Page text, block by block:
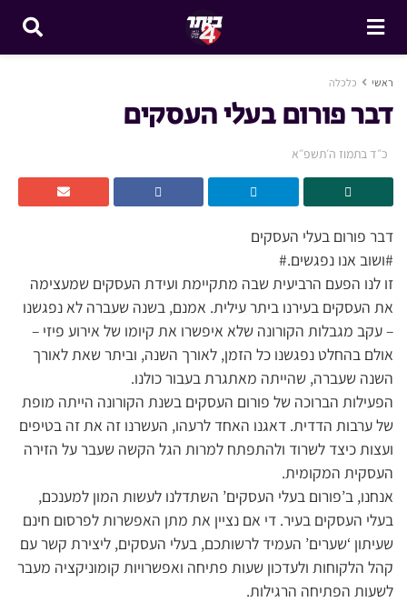
ראשי כלכלה
דבר פורום בעלי העסקים
כ״ד בתמוז ה׳תשפ״א
דבר פורום בעלי העסקים
#ושוב אנו נפגשים.#
זו לנו הפעם הרביעית שבה מתקיימת ועידת העסקים שמעצימה
את העסקים בעירנו ביתר עילית. אמנם, בשנה שעברה לא נפגשנו
– עקב מגבלות הקורונה שלא איפשרו את קיומו של אירוע פיזי –
אולם בהחלט נפגשנו כל הזמן, לאורך השנה, וביתר שאת לאורך
השנה שעברה, שהייתה מאתגרת בעבור כולנו.
הפעילות הברוכה של פורום העסקים בשנת הקורונה הייתה מופת
של ערבות הדדית. דאגנו האחד לרעהו, העשרנו זה את זה בטיפים
ועצות כיצד לשרוד ולהתפתח למרות הגל הקשה שעבר על הזירה
העסקית המקומית.
אנחנו, ב’פורום בעלי העסקים’ השתדלנו לעשות המון למענכם,
בעלי העסקים בעיר. די אם נציין את מתן האפשרות לפרסום חינם
שעיתון ‘שערים’ העמיד לרשותכם, בעלי העסקים, ליצירת קשר עם
קהל הלקוחות ולעדכון שעות פתיחה ואפשרויות קומוניקציה מעבר
לשעות הפתיחה הרגילות.